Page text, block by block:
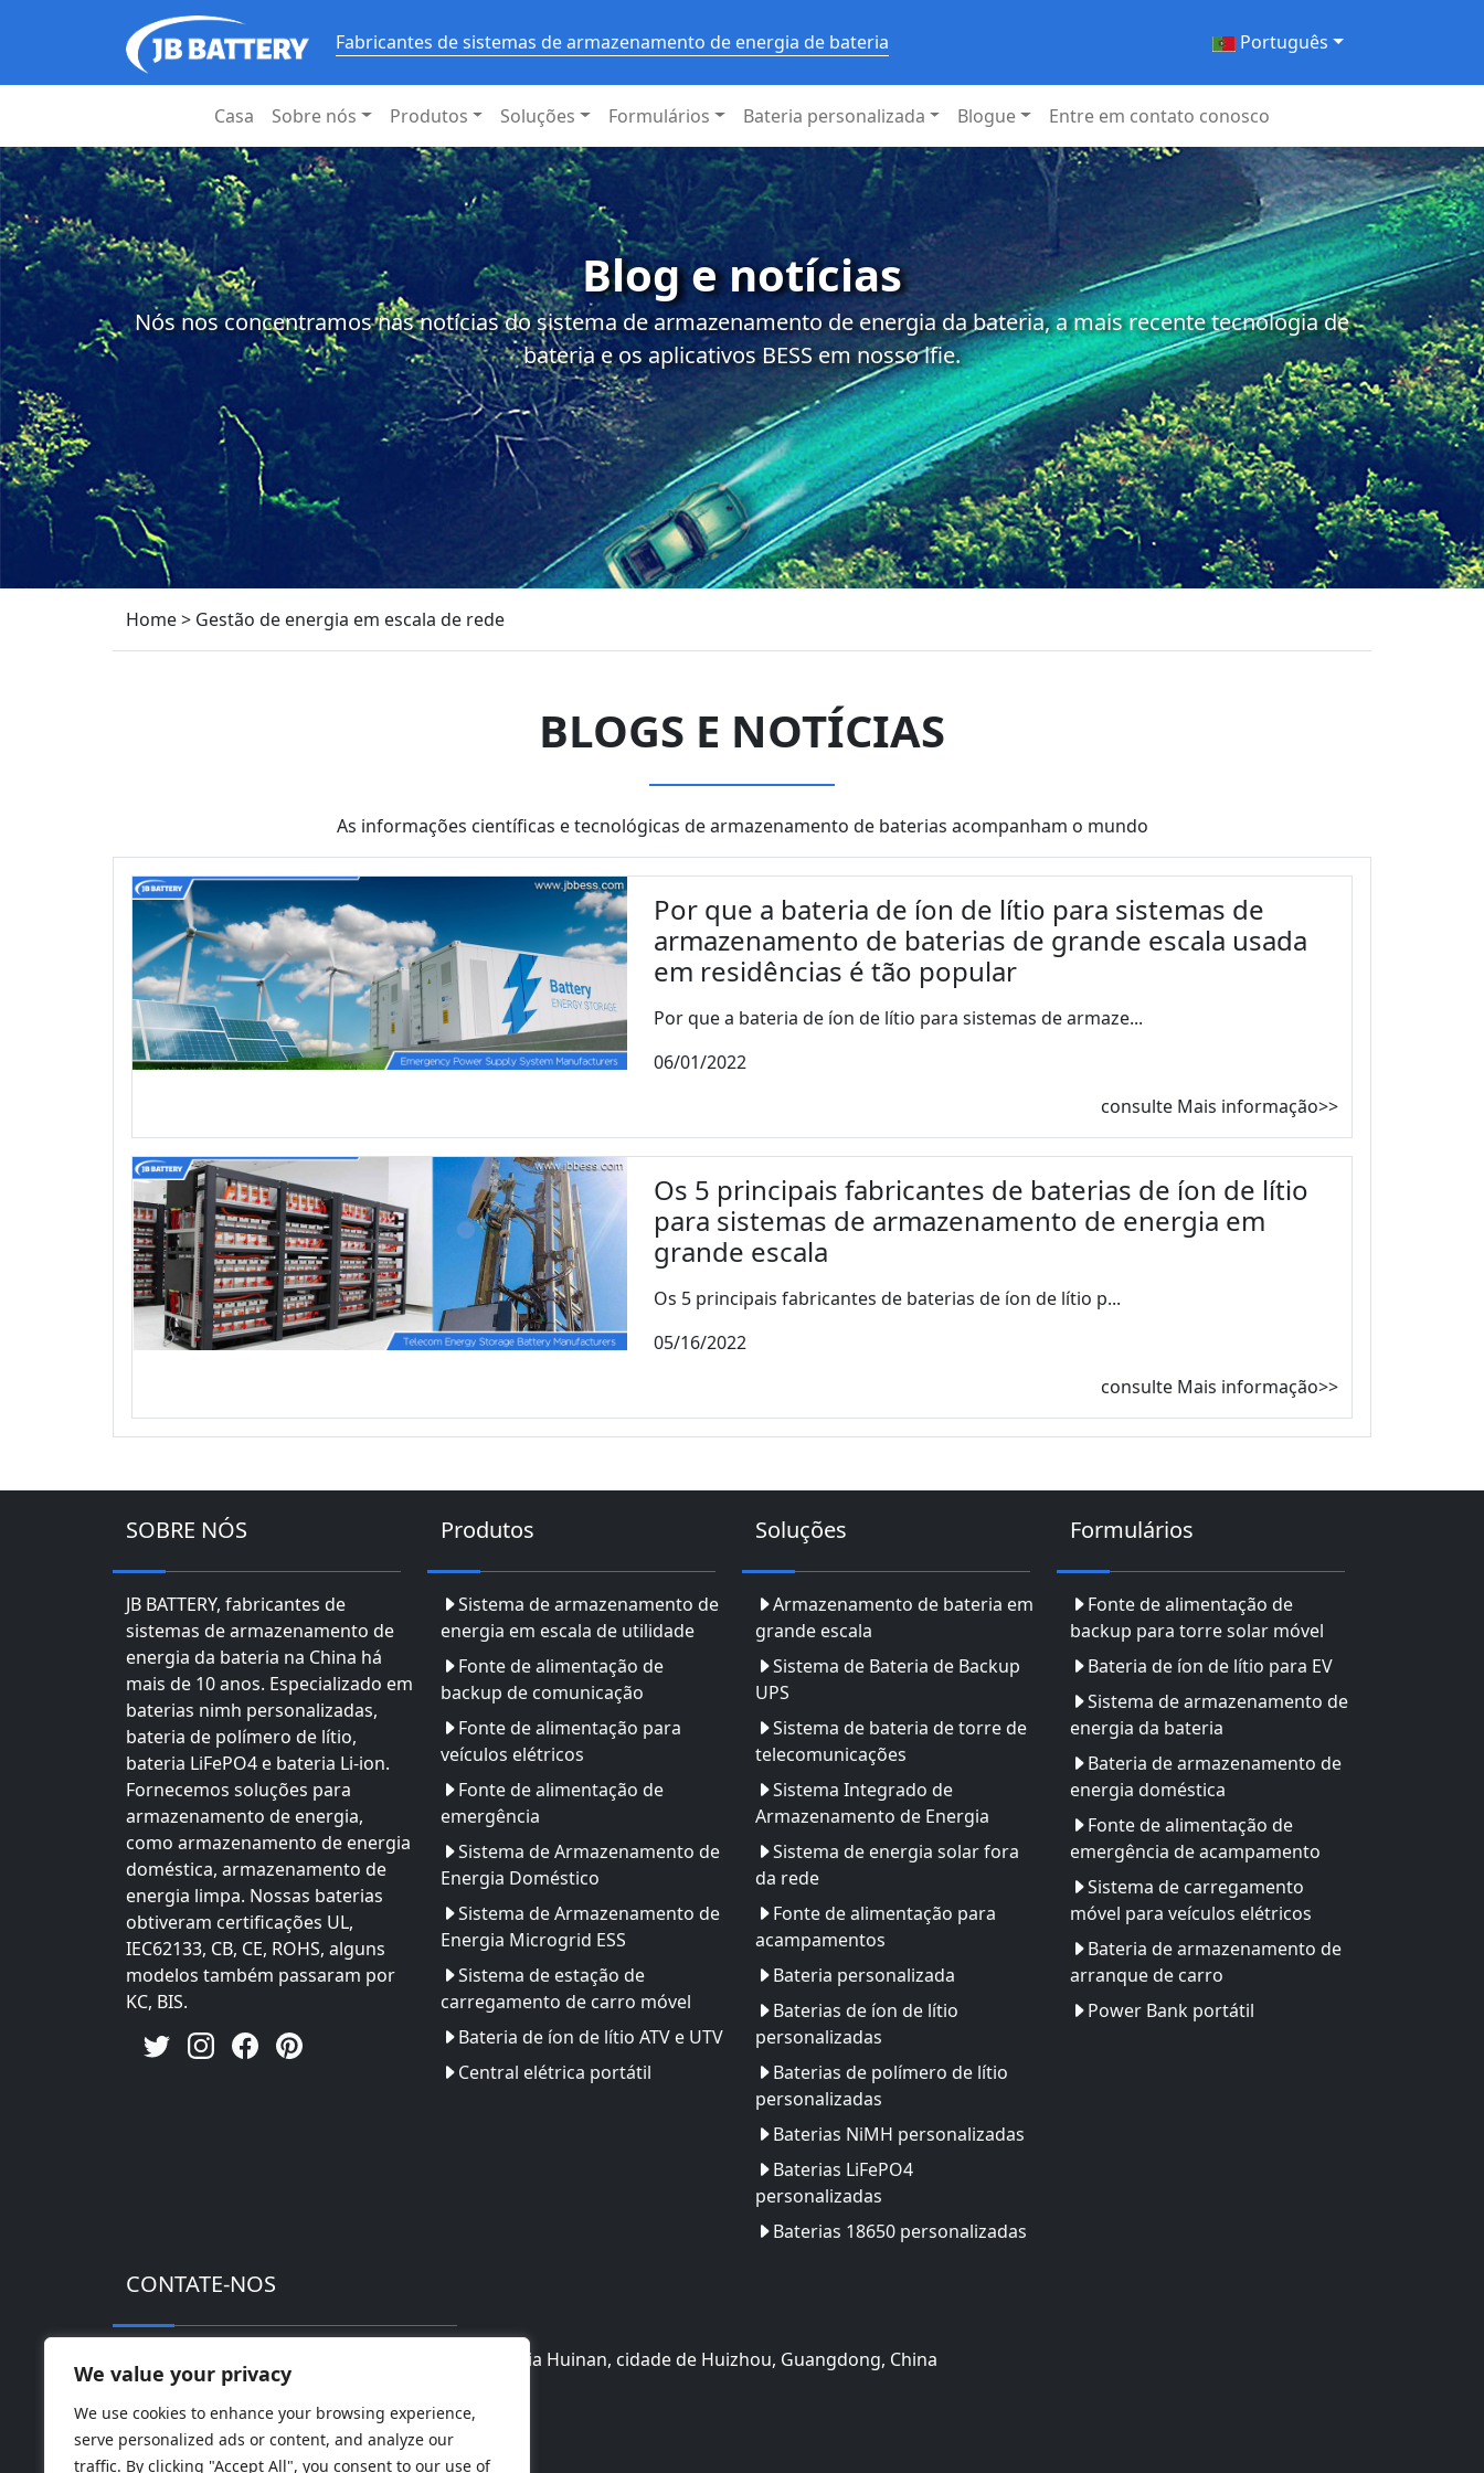
We value your privacy
We use cookies to enhance your browsing experience,
serve personalized ads or content, and analyze our
traffic. By clicking "Accept All", you consent to our use of
Fabricantes de sistemas de armazenamento de energia de bateria Português
Casa Sobre nós Produtos Soluções Formulários Bateria personalizada Blogue Entre em contato conosco
Blog e notícias
Nós nos concentramos nas notícias do sistema de armazenamento de energia da bateria, a mais recente tecnologia de
bateria e os aplicativos BESS em nosso lfie.
Home> Gestão de energia em escala de rede
BLOGS E NOTÍCIAS
As informações científicas e tecnológicas de armazenamento de baterias acompanham o mundo
Por que a bateria de íon de lítio para sistemas de
armazenamento de baterias de grande escala usada
em residências é tão popular
Por que a bateria de íon de lítio para sistemas de armaze...
06/01/2022
consulte Mais informação>>
Os 5 principais fabricantes de baterias de íon de lítio
para sistemas de armazenamento de energia em
grande escala
Os 5 principais fabricantes de baterias de íon de lítio p...
05/16/2022
consulte Mais informação>>
SOBRE NÓS
JB BATTERY, fabricantes de
sistemas de armazenamento de
energia da bateria na China há
mais de 10 anos. Especializado em
baterias nimh personalizadas,
bateria de polímero de lítio,
bateria LiFePO4 e bateria Li-ion.
Fornecemos soluções para
armazenamento de energia,
como armazenamento de energia
doméstica, armazenamento de
energia limpa. Nossas baterias
obtiveram certificações UL,
IEC62133, CB, CE, ROHS, alguns
modelos também passaram por
KC, BIS.
Produtos
Sistema de armazenamento de
energia em escala de utilidade
Fonte de alimentação de
backup de comunicação
Fonte de alimentação para
veículos elétricos
Fonte de alimentação de
emergência
Sistema de Armazenamento de
Energia Doméstico
Sistema de Armazenamento de
Energia Microgrid ESS
Sistema de estação de
carregamento de carro móvel
Bateria de íon de lítio ATV e UTV
Central elétrica portátil
Soluções
Armazenamento de bateria em
grande escala
Sistema de Bateria de Backup
UPS
Sistema de bateria de torre de
telecomunicações
Sistema Integrado de
Armazenamento de Energia
Sistema de energia solar fora
da rede
Fonte de alimentação para
acampamentos
Bateria personalizada
Baterias de íon de lítio
personalizadas
Baterias de polímero de lítio
personalizadas
Baterias NiMH personalizadas
Baterias LiFePO4
personalizadas
Baterias 18650 personalizadas
Formulários
Fonte de alimentação de
backup para torre solar móvel
Bateria de íon de lítio para EV
Sistema de armazenamento de
energia da bateria
Bateria de armazenamento de
energia doméstica
Fonte de alimentação de
emergência de acampamento
Sistema de carregamento
móvel para veículos elétricos
Bateria de armazenamento de
arranque de carro
Power Bank portátil
CONTATE-NOS
Endereço: Parque Industrial de alta tecnologia Huinan, cidade de Huizhou, Guangdong, China
Telefone: 0086-18169936698
Email: info@jbbatterychina.com